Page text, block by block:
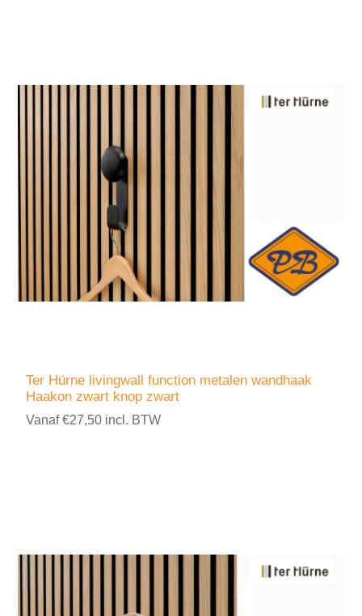
Ter Hürne livingwall function metalen wandhaak
Haakon zwart knop zwart
Vanaf €27,50 incl. BTW